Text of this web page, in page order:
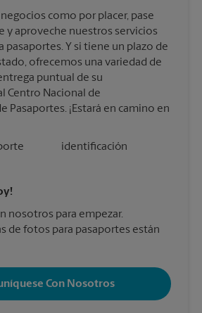
negocios como por placer, pase
y aproveche nuestros servicios
pasaportes. Y si tiene un plazo de
ofrecemos una variedad de
puntual de su
Centro Nacional de
Pasaportes. ¡Estará en camino en
identificación
nosotros para empezar.
de fotos para pasaportes están
Con Nosotros